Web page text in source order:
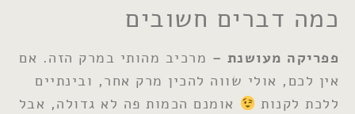
כמה דברים חשובים
פפריקה מעושנת –מרכיב מהותי במרק הזה. אם
אין לכם, אולי שווה להכין מרק אחר, ובינתיים
ללכת לקנות
אומנם הכמות פה לא גדולה, אבל